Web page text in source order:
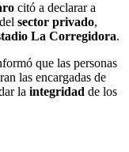
citó a declarar a
sector privado,
La Corregidora.
que las personas
las encargadas de
la integridad de los